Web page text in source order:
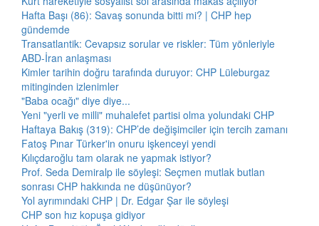
Hafta Başı (86): Savaş sonunda bitti mi? | CHP hep
gündemde
Transatlantik: Cevapsız sorular ve riskler: Tüm yönleriyle
ABD-İran anlaşması
Kimler tarihin doğru tarafında duruyor: CHP Lüleburgaz
mitinginden izlenimler
"Baba ocağı" diye diye...
Yeni "yerli ve milli" muhalefet partisi olma yolundaki CHP
Haftaya Bakış (319): CHP’de değişimciler için tercih zamanı
Fatoş Pınar Türker'in onuru işkenceyi yendi
Kılıçdaroğlu tam olarak ne yapmak istiyor?
Prof. Seda Demiralp ile söyleşi: Seçmen mutlak butlan
sonrası CHP hakkında ne düşünüyor?
Yol ayrımındaki CHP | Dr. Edgar Şar ile söyleşi
CHP son hız kopuşa gidiyor